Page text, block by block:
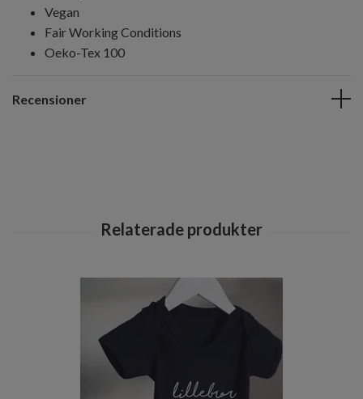
Vegan
Fair Working Conditions
Oeko-Tex 100
Recensioner